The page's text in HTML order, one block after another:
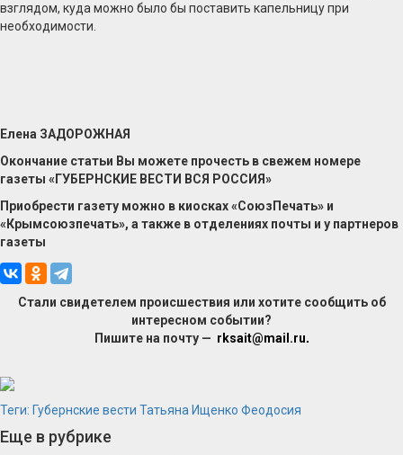
взглядом, куда можно было бы поставить капельницу при
необходимости.
Елена ЗАДОРОЖНАЯ
Окончание статьи Вы можете прочесть в свежем номере
газеты «ГУБЕРНСКИЕ ВЕСТИ ВСЯ РОССИЯ»
Приобрести газету можно в киосках «СоюзПечать» и
«Крымсоюзпечать», а также в отделениях почты и у партнеров
газеты
Стали свидетелем происшествия или хотите сообщить об
интересном событии?
Пишите на почту — rksait@mail.ru.
Теги: Губернские вести Татьяна Ищенко Феодосия
Еще в рубрике